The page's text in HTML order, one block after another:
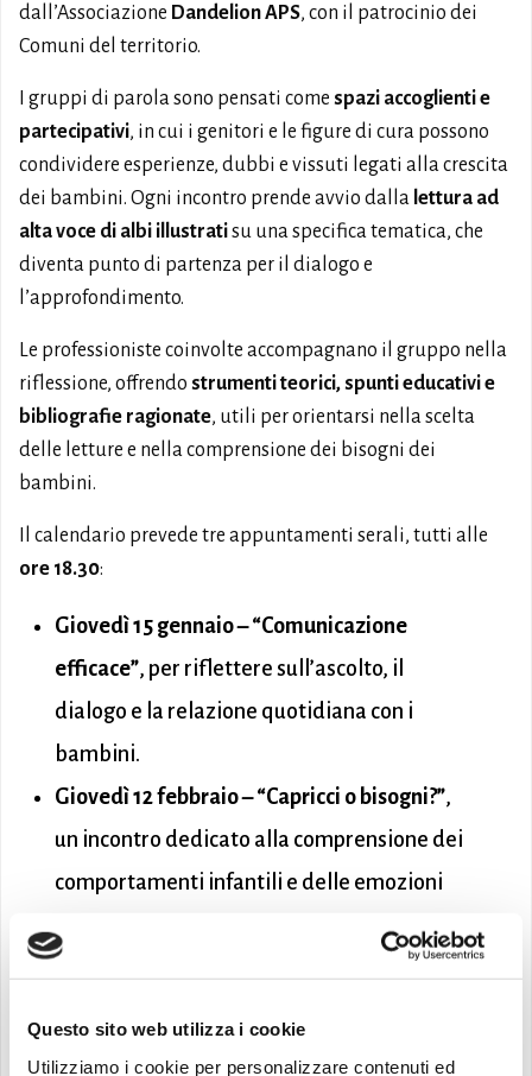
Questo sito web utilizza i cookie
Utilizziamo i cookie per personalizzare contenuti ed
dall’Associazione Dandelion APS, con il patrocinio dei
Comuni del territorio.
I gruppi di parola sono pensati come spazi accoglienti e
partecipativi, in cui i genitori e le figure di cura possono
condividere esperienze, dubbi e vissuti legati alla crescita
dei bambini. Ogni incontro prende avvio dalla lettura ad
alta voce di albi illustratisu una specifica tematica, che
diventa punto di partenza per il dialogo e
l’approfondimento.
Le professioniste coinvolte accompagnano il gruppo nella
riflessione, offrendo strumenti teorici, spunti educativi e
bibliografie ragionate, utili per orientarsi nella scelta
delle letture e nella comprensione dei bisogni dei
bambini.
Il calendario prevede tre appuntamenti serali, tutti alle
ore 18.30:
Giovedì 15 gennaio – “Comunicazione
efficace”, per riflettere sull’ascolto, il
dialogo e la relazione quotidiana con i
bambini.
Giovedì 12 febbraio – “Capricci o bisogni?”,
un incontro dedicato alla comprensione dei
comportamenti infantili e delle emozioni
Martedì 10 marzo – “Tecnologia e bambini”